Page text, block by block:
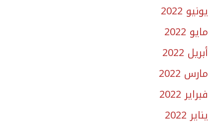
يونيو 2022
مايو 2022
أبريل 2022
مارس 2022
فبراير 2022
يناير 2022